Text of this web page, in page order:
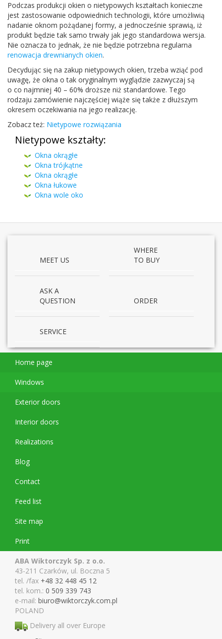
Pod­czas pro­dukcji okien o niety­powych ksz­tał­tach konieczne
jest zas­tosowanie odpowied­nich tech­nologii, które umożli­wią
nadanie oknom pożą­danej formy, a jed­nocześnie sprawią, iż
pro­dukt będzie tak samo trwały jak jego stan­dar­d­owa wer­sja.
Nie oznacza to jed­nak, że nie będzie potrzebna reg­u­larna
renowacja drew­ni­anych okien.
Decy­du­jąc się na zakup niety­powych okien, trzeba wziąć pod
uwagę, że okna o tak ory­gi­nal­nym wyglądzie zazwyczaj są
o co najm­niej 40 – 60% droższe niż stan­dar­d­owe. Tego
rodzaju zamówie­nie najczęś­ciej wiąże się także z dłuższym
okre­sem oczeki­wa­nia na jego realizację.
Zobacz też: Niety­powe rozwiązania
Nietypowe kształty:
Okna okrągłe
Okna trójkątne
Okna okrągłe
Okna łukowe
Okna wole oko
MEET US
WHERE
TO BUY
ASK A
QUESTION
ORDER
SERVICE
Home page
Windows
Exterior doors
Interior doors
Realizations
Blog
Contact
Feed list
Site map
Print
ABA Wiktorczyk Sp. z o.o.
43-211 Czarków, ul. Boczna 5
tel. /fax +48 32 448 45 12
tel. kom.: 0 509 339 743
e-mail: biuro@wiktorczyk.com.pl
POLAND
Delivery all over Europe